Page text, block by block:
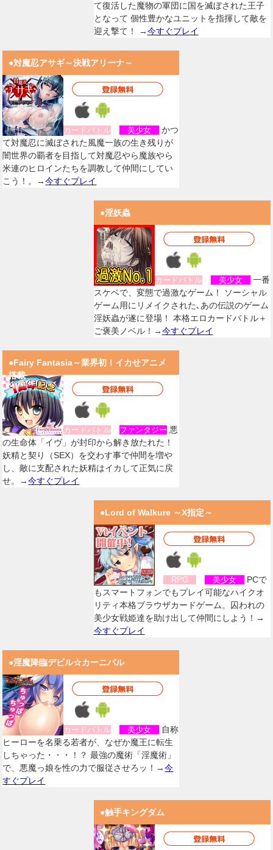
て復活した魔物の軍団に国を滅ぼされた王子
となって 個性豊かなユニットを指揮して敵を
迎え撃て！ →今すぐプレイ
●対魔忍アサギ～決戦アリーナ～
カードバトル 美少女
かつ
て対魔忍に滅ぼされた風魔一族の生き残りが
闇世界の覇者を目指して対魔忍やら魔族やら
米連のヒロインたちを調教して仲間にしてい
こう！。→今すぐプレイ
●淫妖蟲
カードバトル 美少女
一番
スケベで、変態で過激なゲーム！ ソーシャル
ゲーム用にリメイクされた､あの伝説のゲーム
淫妖蟲が遂に登場！ 本格エロカードバトル＋
ご褒美ノベル！→今すぐプレイ
●Fairy Fantasia～業界初！イカせアニメ
搭載
カードバトル ファンタジー 悪
の生命体「イヴ」が封印から解き放たれた！
妖精と契り（SEX）を交わす事で仲間を増や
し、敵に支配された妖精はイカして正気に戻
せ。→今すぐプレイ
●Lord of Walkure ～X指定～
RPG 美少女
PCで
もスマートフォンでもプレイ可能なハイクオ
リティ本格ブラウザカードゲーム。囚われの
美少女戦姫達を助け出して仲間にしよう！→
今すぐプレイ
●淫魔降臨デビル☆カーニバル
カードバトル 美少女
自称
ヒーローを名乗る若者が、なぜか魔王に転生
しちゃった・・・！？ 最強の魔術「淫魔術」
で、悪魔っ娘を性の力で服従させろッ！→今
すぐプレイ
●触手キングダム